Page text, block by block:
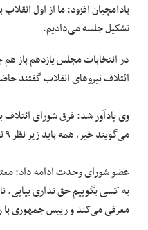
بادامچیان افزود: ما از اول
تشکیل جلسه می‌دادیم.
در انتخابات مجلس یازدهم باز
ائتلاف نیروهای انقلاب گفتند
وی یادآور شد: فرق شورای
می‌گویند خیر، همه باید زیر نظر ۹ نفر منصوب ما فعالیت کنند. درباره انتخابات ریاست جمهوری آنها در پی نامزدی هستند که خودشان قبول دارند.
عضو شورای وحدت ادامه داد:
به کسی بگوییم حق نداری بیایی.
معرفی می‌کند و رییس جمهوری با